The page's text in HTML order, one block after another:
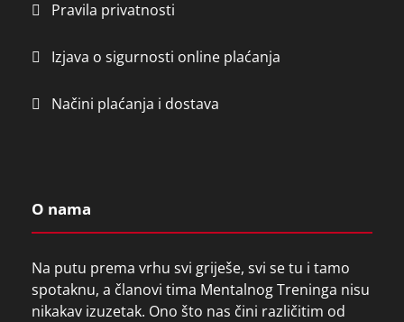
Pravila privatnosti
Izjava o sigurnosti online plaćanja
Načini plaćanja i dostava
O nama
Na putu prema vrhu svi griješe, svi se tu i tamo
spotaknu, a članovi tima Mentalnog Treninga nisu
nikakav izuzetak. Ono što nas čini različitim od